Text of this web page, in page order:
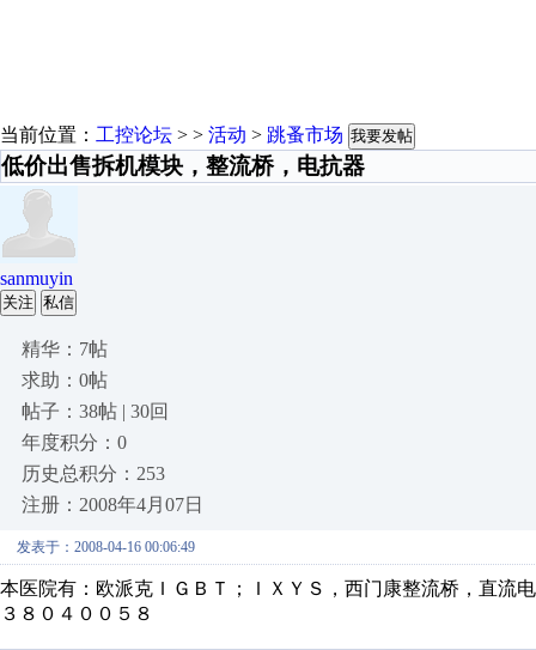
当前位置： 工控论坛 > > 活动 > 跳蚤市场 我要发帖
低价出售拆机模块，整流桥，电抗器
sanmuyin
关注 私信
精华：7帖
求助：0帖
帖子：38帖 | 30回
年度积分：0
历史总积分：253
注册：2008年4月07日
发表于：2008-04-16 00:06:49
本医院有：欧派克ＩＧＢＴ；ＩＸＹＳ，西门康整流桥，直
３８０４００５８